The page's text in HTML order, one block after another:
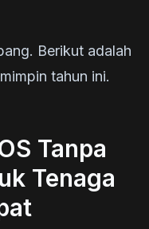
Berikut adalah
tahun ini.
Tanpa
Tenaga